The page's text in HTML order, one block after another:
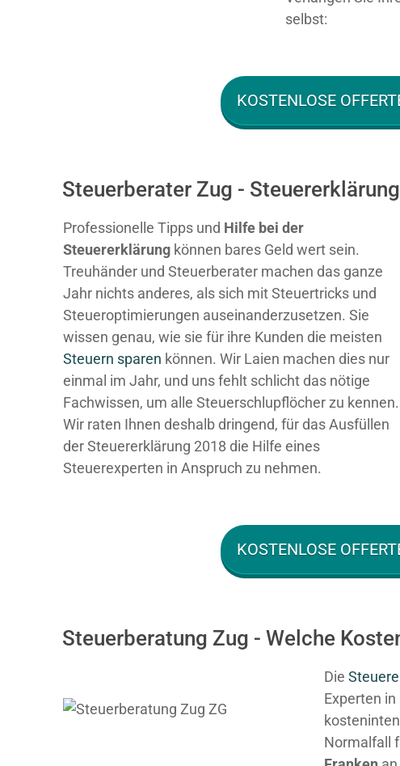
selbst:
KOSTENLOSE
Steuerberater Zug -
Professionelle Tipps und Hilfe bei der
Steuererklärung können bares Geld wert sein.
Treuhänder und Steuerberater machen das ganze
Jahr nichts anderes, als sich mit Steuertricks und
Steueroptimierungen auseinanderzusetzen. Sie
wissen genau, wie sie für ihre Kunden die meisten
Steuern sparen können. Wir Laien machen dies nur
einmal im Jahr, und uns fehlt schlicht das nötige
Fachwissen, um alle Steuerschlupflöcher zu kennen.
Wir raten Ihnen deshalb dringend, für das Ausfüllen
der Steuererklärung 2018 die Hilfe eines
Steuerexperten in Anspruch zu nehmen.
KOSTENLOSE
Steuerberatung Zug - Welche
Die
Experten
Normalfall